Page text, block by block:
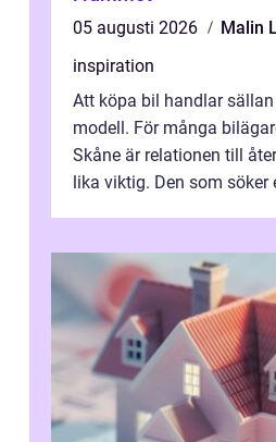
05 augusti 2026
Malin
inspiration
Att köpa bil handlar
modell. För många
Skåne är relationen till
lika viktig. Den som söker